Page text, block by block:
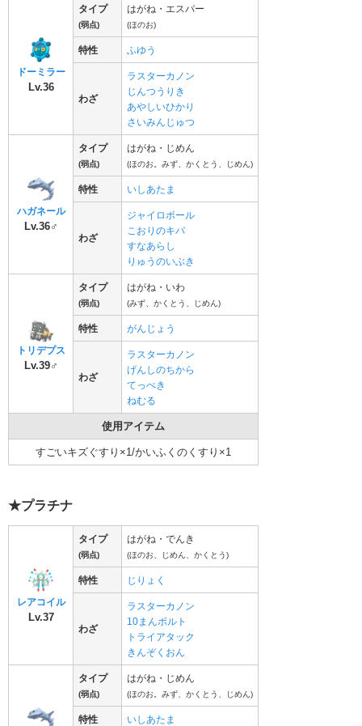
ドーミラー
Lv.36
タイプ
(弱点)
はがね・エスパー
(ほのお)
特性 ふゆう
わざ
ラスターカノン
じんつうりき
あやしいひかり
さいみんじゅつ
ハガネール
Lv.36♂
タイプ
(弱点)
はがね・じめん
(ほのお。みず、かくとう、じめん)
特性 いしあたま
わざ
ジャイロボール
こおりのキバ
すなあらし
りゅうのいぶき
トリデプス
Lv.39♂
タイプ
(弱点)
はがね・いわ
(みず、かくとう、じめん)
特性 がんじょう
わざ
ラスターカノン
げんしのちから
てっぺき
ねむる
使用アイテム
すごいキズぐすり×1/かいふくのくすり×1
★プラチナ
レアコイル
Lv.37
タイプ
(弱点)
はがね・でんき
(ほのお、じめん、かくとう)
特性 じりょく
わざ
ラスターカノン
10まんボルト
トライアタック
きんぞくおん
タイプ
(弱点)
はがね・じめん
(ほのお。みず、かくとう、じめん)
特性 いしあたま